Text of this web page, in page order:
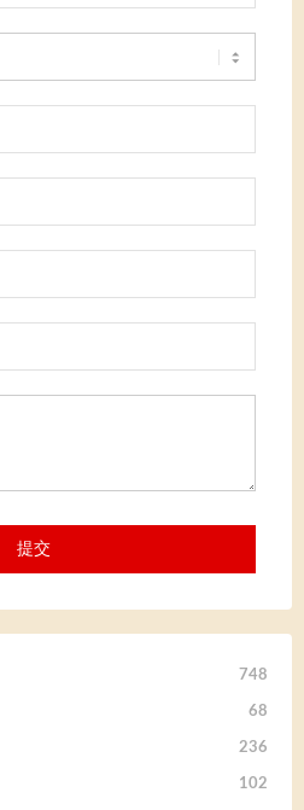
748
68
236
102